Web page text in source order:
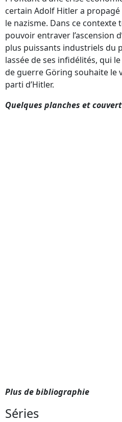
certain Adolf Hitler a
le nazisme. Dans ce contexte
pouvoir entraver l’ascension
plus puissants industriels du
lassée de ses infidélités, qui
de guerre Göring souhaite le
parti d’Hitler.
Quelques planches et
Plus de bibliographie
Séries